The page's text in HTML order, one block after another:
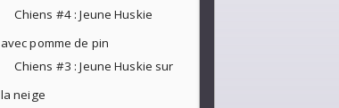
Chiens #4 : Jeune Huskie
avec pomme de pin
Chiens #3 : Jeune Huskie sur
la neige